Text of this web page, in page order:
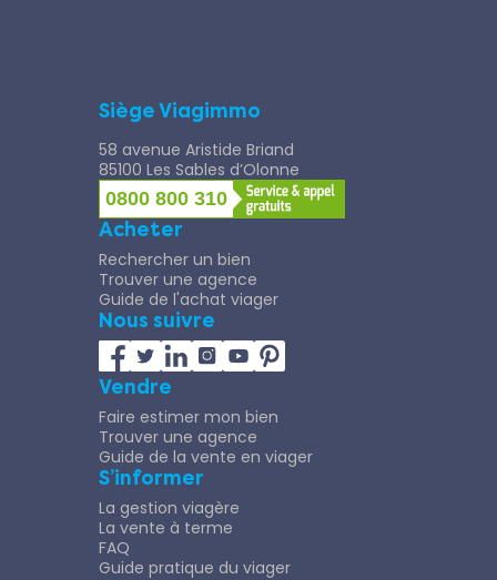
Siège Viagimmo
58 avenue Aristide Briand
85100 Les Sables d’Olonne
0800 800 310
Acheter
Rechercher un bien
Trouver une agence
Guide de l'achat viager
Nous suivre
Vendre
Faire estimer mon bien
Trouver une agence
Guide de la vente en viager
S’informer
La gestion viagère
La vente à terme
FAQ
Guide pratique du viager